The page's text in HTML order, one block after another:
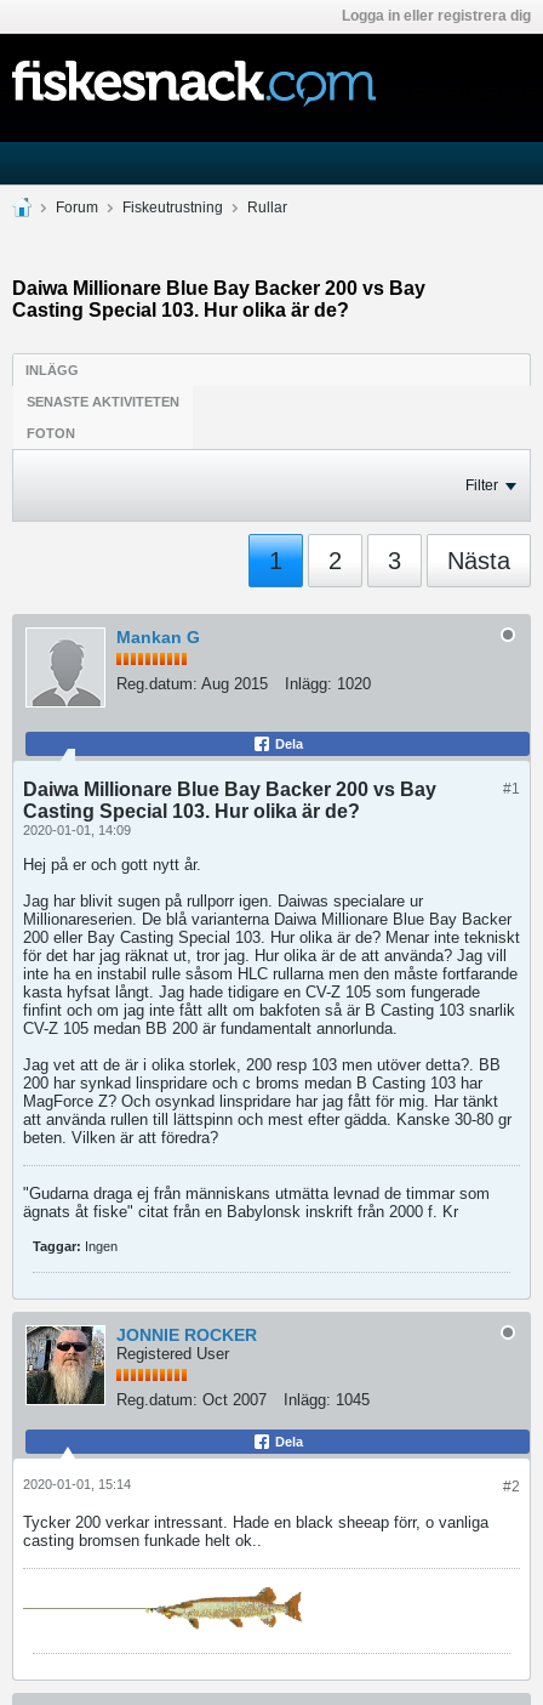
Logga in eller registrera dig
Forum Fiskeutrustning Rullar
Daiwa Millionare Blue Bay Backer 200 vs Bay
Casting Special 103. Hur olika är de?
INLÄGG
SENASTE AKTIVITETEN
FOTON
Filter
1 2 3 Nästa
Mankan G
Reg.datum: Aug 2015 Inlägg: 1020
Dela
#1
Daiwa Millionare Blue Bay Backer 200 vs Bay
Casting Special 103. Hur olika är de?
2020-01-01, 14:09
Hej på er och gott nytt år.
Jag har blivit sugen på rullporr igen. Daiwas specialare ur
Millionareserien. De blå varianterna Daiwa Millionare Blue Bay Backer
200 eller Bay Casting Special 103. Hur olika är de? Menar inte tekniskt
för det har jag räknat ut, tror jag. Hur olika är de att använda? Jag vill
inte ha en instabil rulle såsom HLC rullarna men den måste fortfarande
kasta hyfsat långt. Jag hade tidigare en CV-Z 105 som fungerade
finfint och om jag inte fått allt om bakfoten så är B Casting 103 snarlik
CV-Z 105 medan BB 200 är fundamentalt annorlunda.
Jag vet att de är i olika storlek, 200 resp 103 men utöver detta?. BB
200 har synkad linspridare och c broms medan B Casting 103 har
MagForce Z? Och osynkad linspridare har jag fått för mig. Har tänkt
att använda rullen till lättspinn och mest efter gädda. Kanske 30-80 gr
beten. Vilken är att föredra?
"Gudarna draga ej från människans utmätta levnad de timmar som
ägnats åt fiske" citat från en Babylonsk inskrift från 2000 f. Kr
Taggar: Ingen
JONNIE ROCKER
Registered User
Reg.datum: Oct 2007 Inlägg: 1045
Dela
#2
2020-01-01, 15:14
Tycker 200 verkar intressant. Hade en black sheeap förr, o vanliga
casting bromsen funkade helt ok..